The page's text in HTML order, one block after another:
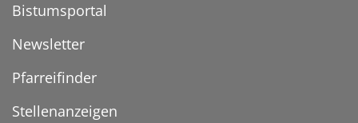
Bistumsportal
Newsletter
Pfarreifinder
Stellenanzeigen